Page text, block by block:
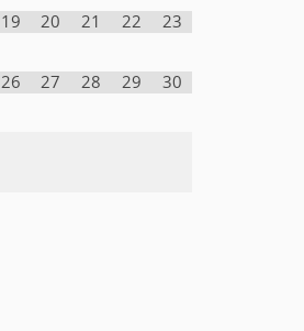
19 20 21 22 23
26 27 28 29 30